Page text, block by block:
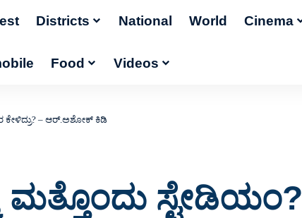
Districts National World Cinema
Food Videos
ಕೇಳಿದ್ರು? – ಆರ್.ಅಶೋಕ್ ಕಿಡಿ
ಮತ್ತೊಂದು ಸ್ಟೇಡಿಯಂ?